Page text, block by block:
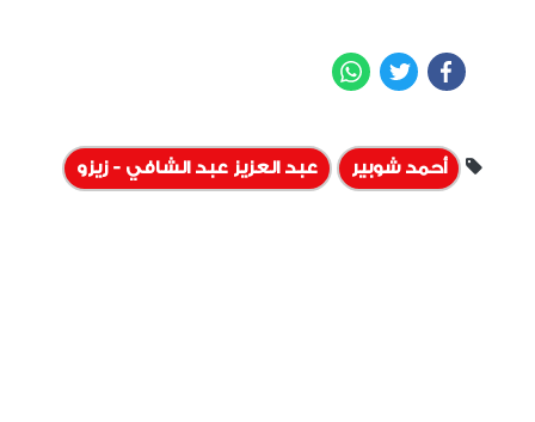
Facebook
Twitter
أحمد شوبير عبد العزيز عبد الشافي - زيزو